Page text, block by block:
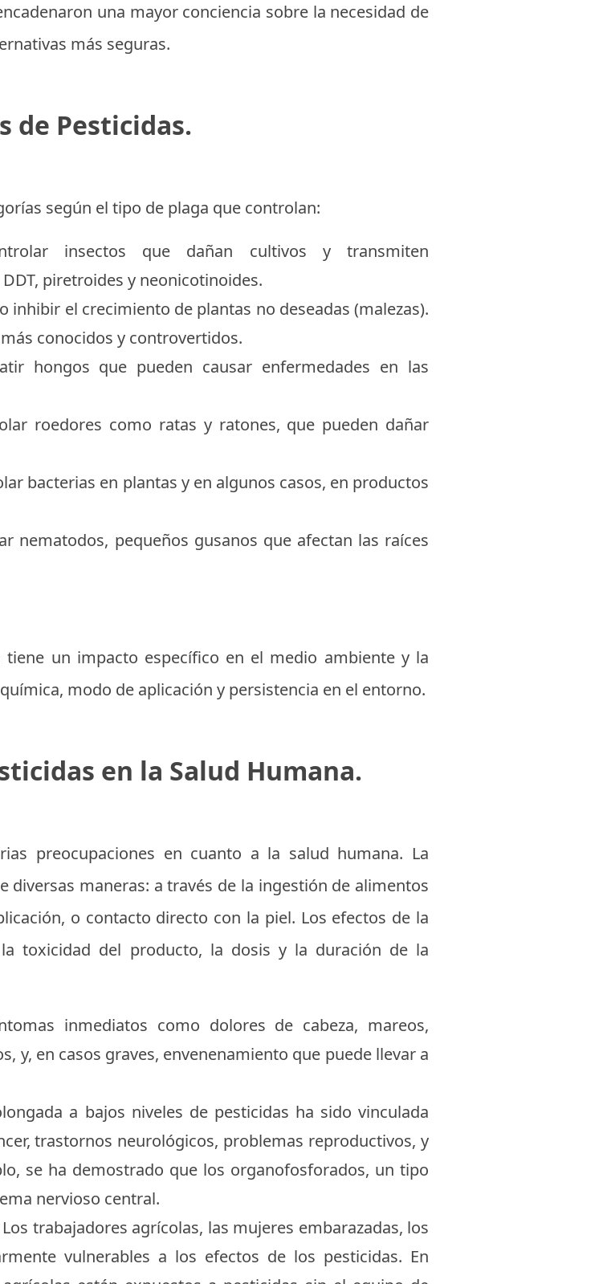
una mayor conciencia sobre la necesidad de
más seguras.
de Pesticidas.
según el tipo de plaga que controlan:
insectos que dañan cultivos y transmiten
piretroides y neonicotinoides.
inhibir el crecimiento de plantas no deseadas (malezas).
conocidos y controvertidos.
hongos que pueden causar enfermedades en las
roedores como ratas y ratones, que pueden dañar
bacterias en plantas y en algunos casos, en productos
nematodos, pequeños gusanos que afectan las raíces
un impacto específico en el medio ambiente y la
modo de aplicación y persistencia en el entorno.
en la Salud Humana.
preocupaciones en cuanto a la salud humana. La
diversas maneras: a través de la ingestión de alimentos
o contacto directo con la piel. Los efectos de la
toxicidad del producto, la dosis y la duración de la
inmediatos como dolores de cabeza, mareos,
y, en casos graves, envenenamiento que puede llevar a
a bajos niveles de pesticidas ha sido vinculada
trastornos neurológicos, problemas reproductivos, y
se ha demostrado que los organofosforados, un tipo
nervioso central.
trabajadores agrícolas, las mujeres embarazadas, los
vulnerables a los efectos de los pesticidas. En